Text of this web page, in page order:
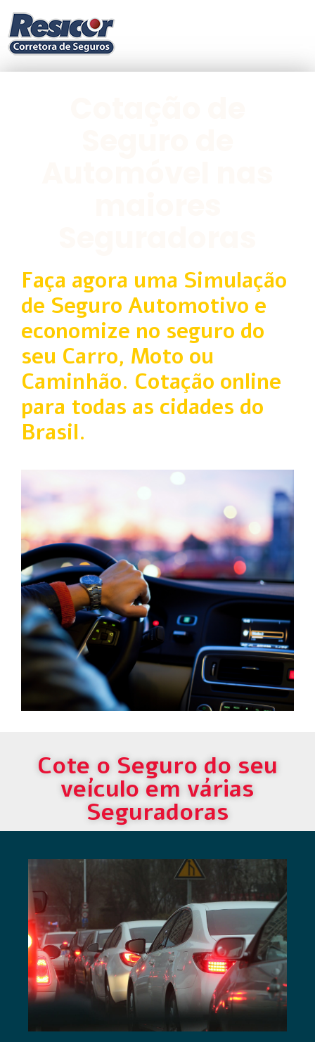
Faça agora uma Simulação
de Seguro Automotivo e
economize no seguro do
seu Carro, Moto ou
Caminhão. Cotação online
para todas as cidades do
Brasil.
Cote o Seguro do seu
veículo em várias
Seguradoras